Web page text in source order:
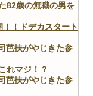
82歳の無職の男を
！ドデカスタート
芭扶がやじきた参
れマジ！？
芭扶がやじきた参